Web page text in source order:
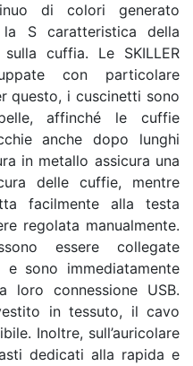
di colori generato
la S caratteristica della
cuffia. Le SKILLER
con particolare
questo, i cuscinetti sono
affinché le cuffie
anche dopo lunghi
in metallo assicura una
delle cuffie, mentre
facilmente alla testa
regolata manualmente.
essere collegate
sono immediatamente
loro connessione USB.
in tessuto, il cavo
Inoltre, sull’auricolare
dedicati alla rapida e